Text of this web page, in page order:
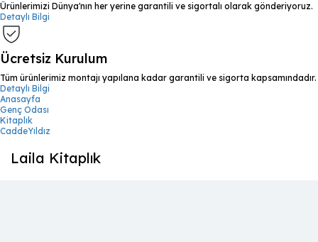
Ürünlerimizi Dünya'nın her yerine garantili ve sigortalı olarak gönderiyoruz.
Detaylı Bilgi
Ücretsiz Kurulum
Tüm ürünlerimiz montajı yapılana kadar garantili ve sigorta kapsamındadır.
Detaylı Bilgi
Anasayfa
Genç Odası
Kitaplık
CaddeYıldız
Laila Kitaplık